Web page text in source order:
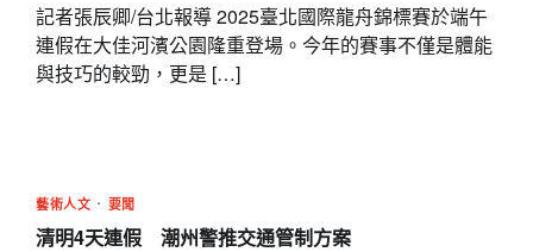
記者張辰卿/台北報導 2025臺北國際龍舟錦標賽於端午
連假在大佳河濱公園隆重登場。今年的賽事不僅是體能
與技巧的較勁，更是 […]
藝術人文 要聞
清明4天連假 潮州警推交通管制方案